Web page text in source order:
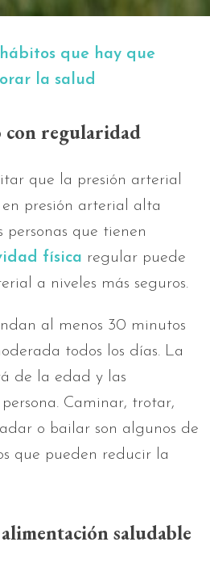
que hay que
la salud
con regularidad
que la presión arterial
presión arterial alta
personas que tienen
física regular puede
a niveles más seguros.
al menos 30 minutos
todos los días. La
de la edad y las
Caminar, trotar,
o bailar son algunos de
que pueden reducir la
saludable